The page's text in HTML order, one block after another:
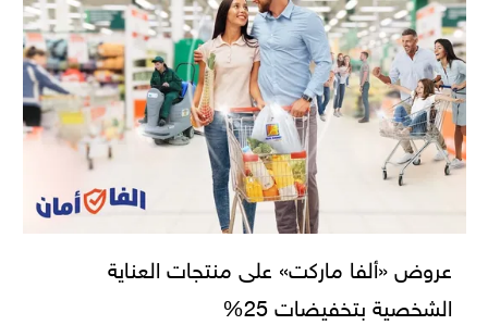
عروض «ألفا ماركت» على منتجات العناية
الشخصية بتخفيضات 25%